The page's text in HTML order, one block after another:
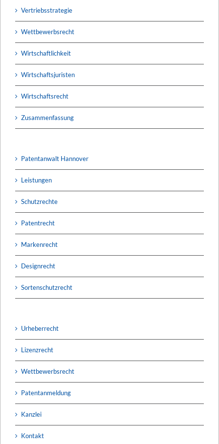
Vertriebsstrategie
Wettbewerbsrecht
Wirtschaftlichkeit
Wirtschaftsjuristen
Wirtschaftsrecht
Zusammenfassung
Patentanwalt Hannover
Leistungen
Schutzrechte
Patentrecht
Markenrecht
Designrecht
Sortenschutzrecht
Urheberrecht
Lizenzrecht
Wettbewerbsrecht
Patentanmeldung
Kanzlei
Kontakt